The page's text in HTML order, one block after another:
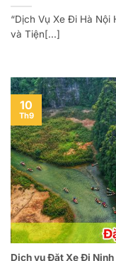
“Dịch Vụ Xe Đi Hà
và Tiện[...]
Dịch vụ Đặt Xe Đi Ninh
10
Th9